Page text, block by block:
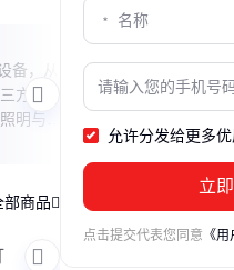
备，从
方面进
明与应
本文用趣味对比
明灯A型与B型的
择要点。
部商品
允许分发给更多
立
点击提交代表您同意 《